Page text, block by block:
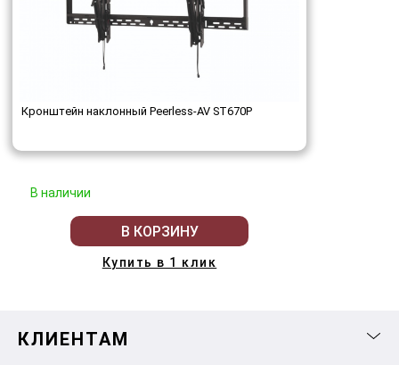
Кронштейн наклонный Peerless-AV ST670P
В наличии
В КОРЗИНУ
Купить в 1 клик
КЛИЕНТАМ